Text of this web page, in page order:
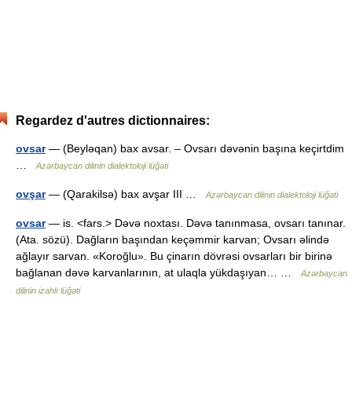
Regardez d'autres dictionnaires:
ovsar— (Beyləqan) bax avsar. – Ovsarı dəvənin başına keçirtdim
Azərbaycan dilinin dialektoloji lüğəti
ovşar— (Qarakilsə) bax avşar III … Azərbaycan dilinin dialektoloji lüğəti
ovsar— is. <fars.> Dəvə noxtası. Dəvə tanınmasa, ovsarı tanınar.
(Ata. sözü). Dağların başından keçəmmir karvan; Ovsarı əlində
ağlayır sarvan. «Koroğlu». Bu çinarın dövrəsi ovsarları bir birinə
bağlanan dəvə karvanlarının, at ulaqla yükdaşıyan… …
Azərbaycan
dilinin izahlı lüğəti